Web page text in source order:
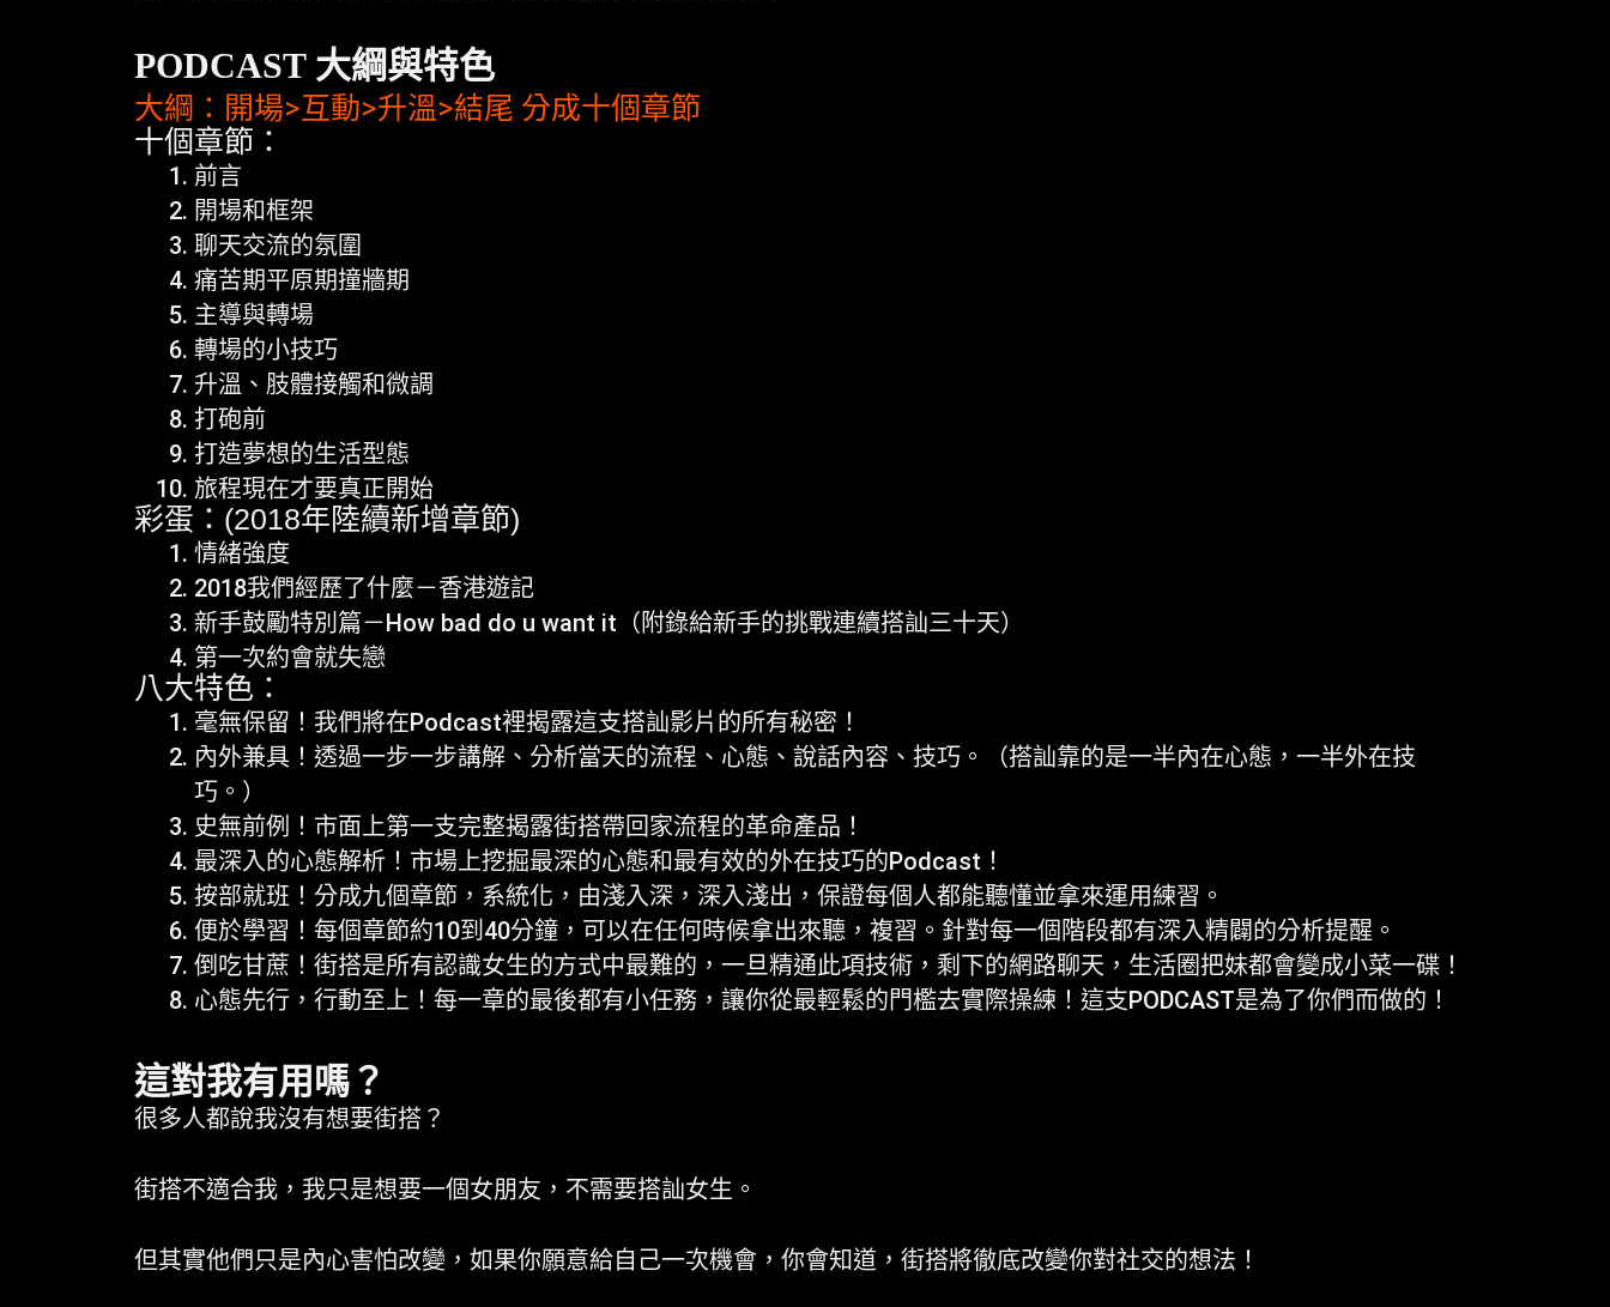
PODCAST 大綱與特色
大綱：開場>互動>升溫>結尾 分成十個章節
十個章節：
前言
開場和框架
聊天交流的氛圍
痛苦期平原期撞牆期
主導與轉場
轉場的小技巧
升溫、肢體接觸和微調
打砲前
打造夢想的生活型態
旅程現在才要真正開始
彩蛋：(2018年陸續新增章節)
情緒強度
2018我們經歷了什麼－香港遊記
新手鼓勵特別篇－How bad do u want it（附錄給新手的挑戰連續搭訕三十天）
第一次約會就失戀
八大特色：
毫無保留！我們將在Podcast裡揭露這支搭訕影片的所有秘密！
內外兼具！透過一步一步講解、分析當天的流程、心態、說話內容、技巧。（搭訕靠的是一半內在心態，一半外在技
巧。）
史無前例！市面上第一支完整揭露街搭帶回家流程的革命產品！
最深入的心態解析！市場上挖掘最深的心態和最有效的外在技巧的Podcast！
按部就班！分成九個章節，系統化，由淺入深，深入淺出，保證每個人都能聽懂並拿來運用練習。
便於學習！每個章節約10到40分鐘，可以在任何時候拿出來聽，複習。針對每一個階段都有深入精闢的分析提醒。
倒吃甘蔗！街搭是所有認識女生的方式中最難的，一旦精通此項技術，剩下的網路聊天，生活圈把妹都會變成小菜一碟！
心態先行，行動至上！每一章的最後都有小任務，讓你從最輕鬆的門檻去實際操練！這支PODCAST是為了你們而做的！
這對我有用嗎？
很多人都說我沒有想要街搭？
街搭不適合我，我只是想要一個女朋友，不需要搭訕女生。
但其實他們只是內心害怕改變，如果你願意給自己一次機會，你會知道，街搭將徹底改變你對社交的想法！